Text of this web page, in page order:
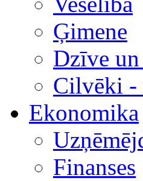
Ģimene
Dzīve
Cilvēki -
Ekonomika
Finanses